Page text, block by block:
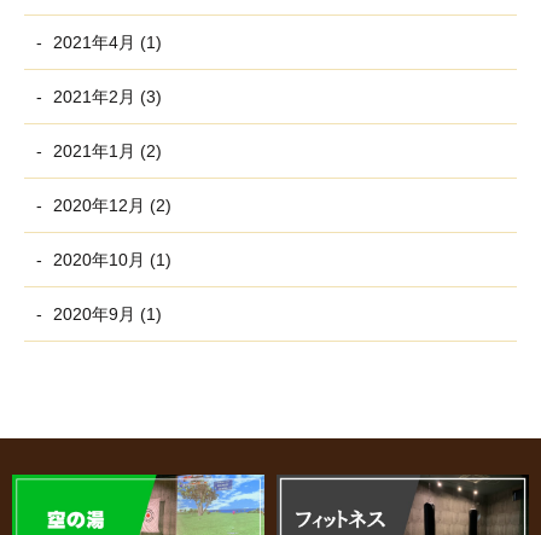
2021年4月 (1)
2021年2月 (3)
2021年1月 (2)
2020年12月 (2)
2020年10月 (1)
2020年9月 (1)